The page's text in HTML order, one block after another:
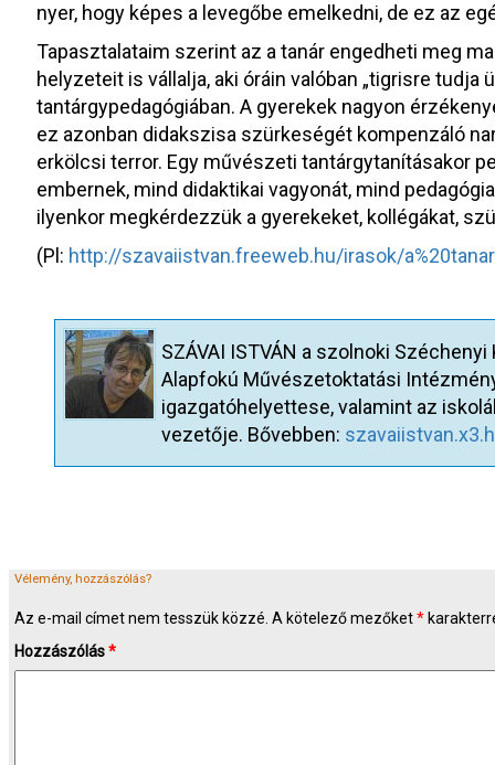
nyer, hogy képes a levegőbe emelkedni, de ez az
Tapasztalataim szerint az a tanár engedheti meg
helyzeteit is vállalja, aki óráin valóban „tigrisre tudja
tantárgypedagógiában. A gyerekek nagyon
ez azonban didakszisa szürkeségét kompenzáló
erkölcsi terror. Egy művészeti tantárgytanításakor
embernek, mind didaktikai vagyonát, mind
ilyenkor megkérdezzük a gyerekeket, kollégákat,
(Pl: http://szavaiistvan.freeweb.hu/irasok/
SZÁVAI ISTVÁN a szolnoki
Alapfokú Művészetoktatási
igazgatóhelyettese, valamint az
vezetője. Bővebben:
Vélemény, hozzászólás?
Az e-mail címet nem tesszük közzé. A kötelező mezőket*
Hozzászólás*